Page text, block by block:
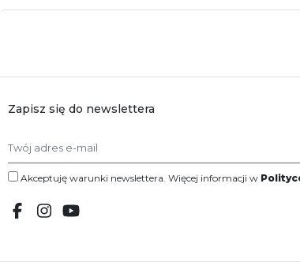
Zapisz się do newslettera
Akceptuję warunki newslettera. Więcej informacji w